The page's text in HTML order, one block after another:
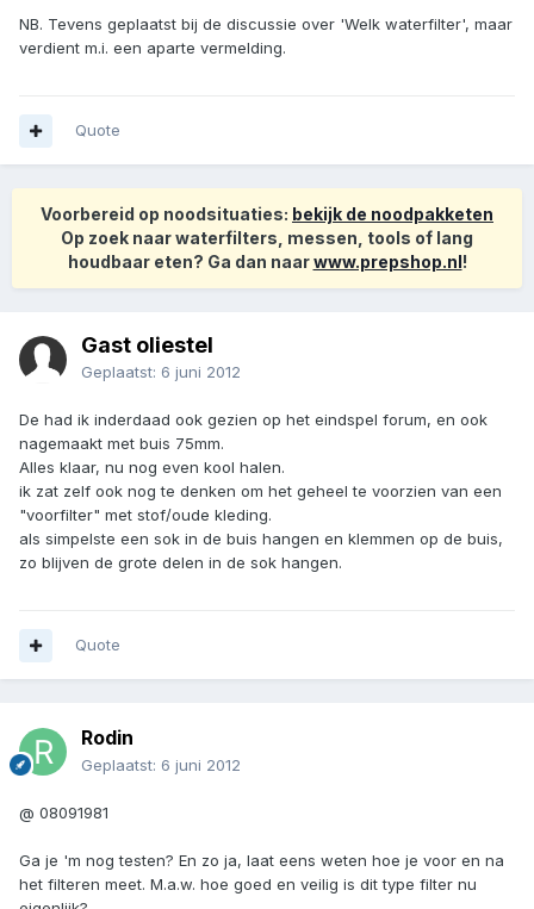
NB. Tevens geplaatst bij de discussie over 'Welk waterfilter', maar
verdient m.i. een aparte vermelding.
Quote
Voorbereid op noodsituaties: bekijk de noodpakketen
Op zoek naar waterfilters, messen, tools of lang
houdbaar eten? Ga dan naarwww.prepshop.nl!
Gast oliestel
Geplaatst: 6 juni 2012
De had ik inderdaad ook gezien op het eindspel forum, en ook
nagemaakt met buis 75mm.
Alles klaar, nu nog even kool halen.
ik zat zelf ook nog te denken om het geheel te voorzien van een
"voorfilter" met stof/oude kleding.
als simpelste een sok in de buis hangen en klemmen op de buis,
zo blijven de grote delen in de sok hangen.
Quote
Rodin
Geplaatst: 6 juni 2012
@ 08091981
Ga je 'm nog testen? En zo ja, laat eens weten hoe je voor en na
het filteren meet. M.a.w. hoe goed en veilig is dit type filter nu